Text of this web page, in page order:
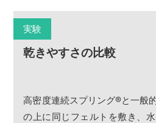
実験
乾きやすさの比較
高密度連続スプリング®と一般
の上に同じフェルトを敷き、